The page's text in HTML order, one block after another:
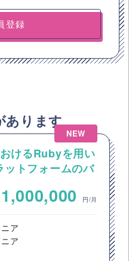
登録
あります
NEW
けるRubyを用い
ットフォームのバ
1,000,000 円/月
ア
ア